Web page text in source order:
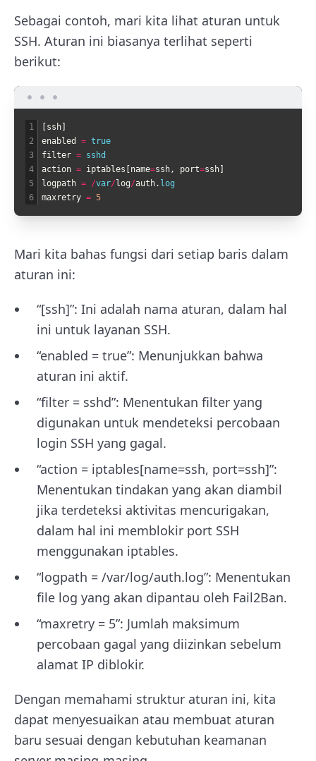
Sebagai contoh, mari kita lihat aturan untuk
SSH. Aturan ini biasanya terlihat seperti
berikut:
1
2
3
4
5
6
ssh
enabled
= true
filter = sshd
action = iptables name=ssh, port=ssh
logpath = /var/ log/auth. log
maxretry = 5
Mari kita bahas fungsi dari setiap baris dalam
aturan ini:
“[ssh]”: Ini adalah nama aturan, dalam hal
ini untuk layanan SSH.
“enabled = true”: Menunjukkan bahwa
aturan ini aktif.
“filter = sshd”: Menentukan filter yang
digunakan untuk mendeteksi percobaan
login SSH yang gagal.
“action = iptables[name=ssh, port=ssh]”:
Menentukan tindakan yang akan diambil
jika terdeteksi aktivitas mencurigakan,
dalam hal ini memblokir port SSH
menggunakan iptables.
“logpath = /var/log/auth.log”: Menentukan
file log yang akan dipantau oleh Fail2Ban.
“maxretry = 5”: Jumlah maksimum
percobaan gagal yang diizinkan sebelum
alamat IP diblokir.
Dengan memahami struktur aturan ini, kita
dapat menyesuaikan atau membuat aturan
baru sesuai dengan kebutuhan keamanan